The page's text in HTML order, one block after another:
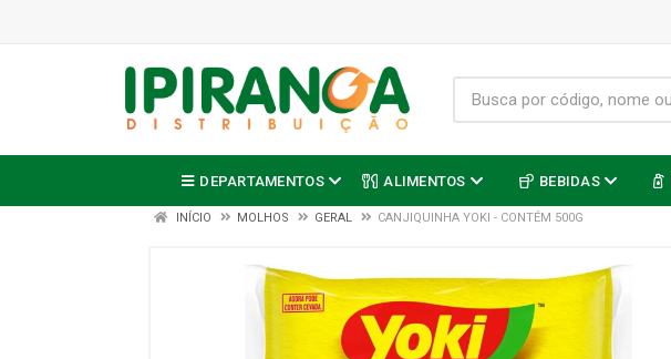
DEPARTAMENTOS ALIMENTOS BEBIDAS
INÍCIO MOLHOS GERAL CANJIQUINHA YOKI - CONTÉM 500G